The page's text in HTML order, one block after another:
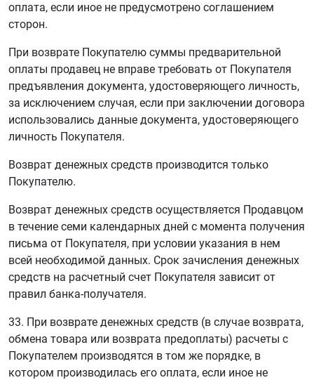
оплата, если иное не предусмотрено соглашением
сторон.
При возврате Покупателю суммы предварительной
оплаты продавец не вправе требовать от Покупателя
предъявления документа, удостоверяющего личность,
за исключением случая, если при заключении договора
использовались данные документа, удостоверяющего
личность Покупателя.
Возврат денежных средств производится только
Покупателю.
Возврат денежных средств осуществляется Продавцом
в течение семи календарных дней с момента получения
письма от Покупателя, при условии указания в нем
всей необходимой данных. Срок зачисления денежных
средств на расчетный счет Покупателя зависит от
правил банка-получателя.
33. При возврате денежных средств (в случае возврата,
обмена товара или возврата предоплаты) расчеты с
Покупателем производятся в том же порядке, в
котором производилась его оплата, если иное не